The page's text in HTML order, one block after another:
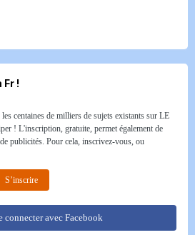
Fr !
centaines de milliers de sujets existants sur LE
! L'inscription, gratuite, permet également de
publicités. Pour cela, inscrivez-vous, ou
S’inscrire
connecter avec Facebook